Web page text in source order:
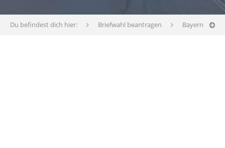
Du befindest dich hier: Briefwahl beantragen Bayern